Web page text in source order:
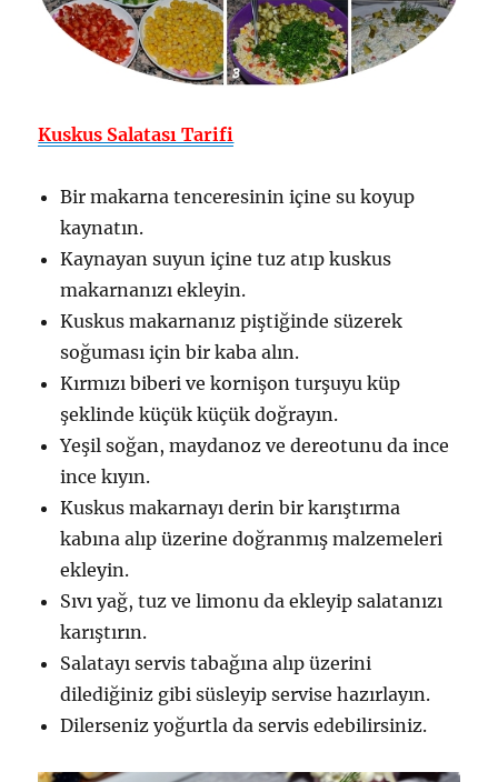
Kuskus Salatası Tarifi
Bir makarna tenceresinin içine su koyup
kaynatın.
Kaynayan suyun içine tuz atıp kuskus
makarnanızı ekleyin.
Kuskus makarnanız piştiğinde süzerek
soğuması için bir kaba alın.
Kırmızı biberi ve kornişon turşuyu küp
şeklinde küçük küçük doğrayın.
Yeşil soğan, maydanoz ve dereotunu da ince
ince kıyın.
Kuskus makarnayı derin bir karıştırma
kabına alıp üzerine doğranmış malzemeleri
ekleyin.
Sıvı yağ, tuz ve limonu da ekleyip salatanızı
karıştırın.
Salatayı servis tabağına alıp üzerini
dilediğiniz gibi süsleyip servise hazırlayın.
Dilerseniz yoğurtla da servis edebilirsiniz.